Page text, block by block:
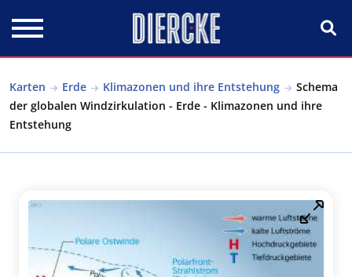
Karten Erde Klimazonen und ihre Entstehung
Schema
der globalen Windzirkulation - Erde - Klimazonen und ihre
Entstehung